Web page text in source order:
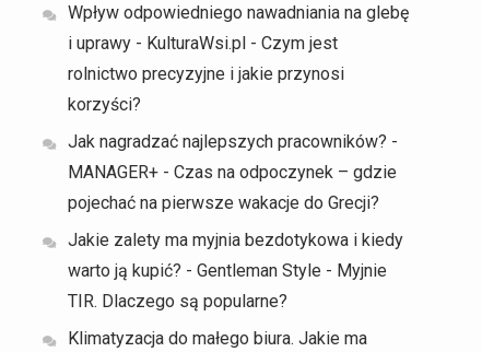
Wpływ odpowiedniego nawadniania na glebę
i uprawy - KulturaWsi.pl - Czym jest
rolnictwo precyzyjne i jakie przynosi
korzyści?
Jak nagradzać najlepszych pracowników? -
MANAGER+ - Czas na odpoczynek – gdzie
pojechać na pierwsze wakacje do Grecji?
Jakie zalety ma myjnia bezdotykowa i kiedy
warto ją kupić? - Gentleman Style - Myjnie
TIR. Dlaczego są popularne?
Klimatyzacja do małego biura. Jakie ma